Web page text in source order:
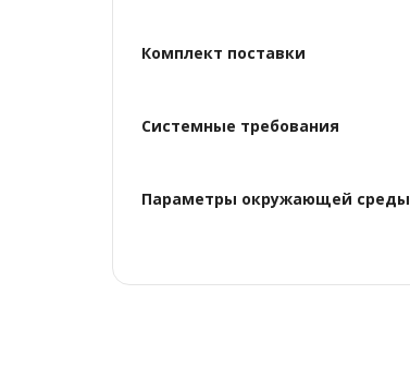
Комплект поставки
Системные требования
Параметры окружающей среды